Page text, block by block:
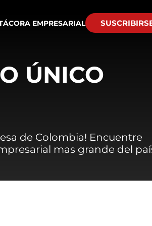
EMPRESARIAL
ÚNICO
de Colombia! Encuentre
mas grande del